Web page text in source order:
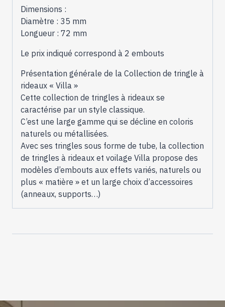
Dimensions :
Diamètre : 35 mm
Longueur : 72 mm
Le prix indiqué correspond à 2 embouts
Présentation générale de la Collection de tringle à
rideaux « Villa »
Cette collection de tringles à rideaux se
caractérise par un style classique.
C’est une large gamme qui se décline en coloris
naturels ou métallisées.
Avec ses tringles sous forme de tube, la collection
de tringles à rideaux et voilage Villa propose des
modèles d’embouts aux effets variés, naturels ou
plus « matière » et un large choix d’accessoires
(anneaux, supports…)